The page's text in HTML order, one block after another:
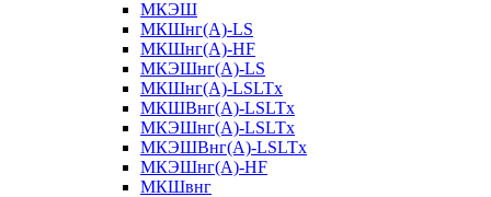
МКЭШ
МКШнг(А)-LS
МКШнг(А)-HF
МКЭШнг(А)-LS
МКШнг(А)-LSLTx
МКШВнг(A)-LSLTx
МКЭШнг(А)-LSLTx
МКЭШВнг(A)-LSLTx
МКЭШнг(А)-HF
МКШвнг